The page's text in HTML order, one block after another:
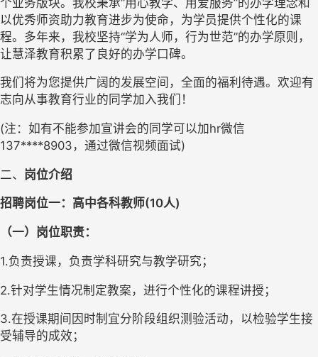
以优秀师资助力教育进步为使命，为学员提供个性化的课
程。多年来，我校坚持“学为人师，行为世范”的办学原则，
让慧泽教育积累了良好的办学口碑。
我们将为您提供广阔的发展空间，全面的福利待遇。欢迎有
志向从事教育行业的同学加入我们！
(注：如有不能参加宣讲会的同学可以加hr微信
137****8903 ，通过微信视频面试)
二、 岗位介绍
招聘岗位一： 高中各科教师(10人)
（一）岗位职责：
1.负责授课，负责学科研究与教学研究；
2.针对学生情况制定教案，进行个性化的课程讲授；
3.在授课期间因时制宜分阶段组织测验活动，以检验学生接
受辅导的成效；